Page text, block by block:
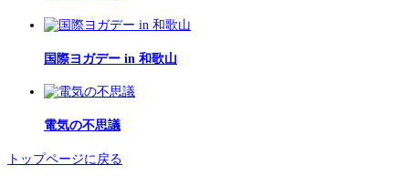
国際ヨガデー in 和歌山
電気の不思議
トップページに戻る